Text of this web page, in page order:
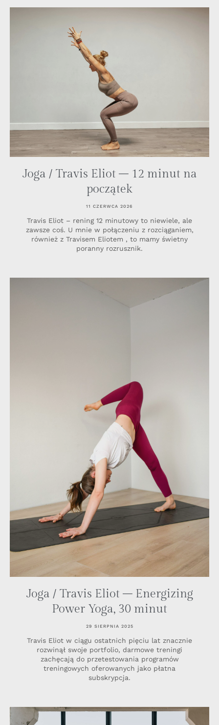
Joga / Travis Eliot – 12 minut na
początek
11 CZERWCA 2026
Travis Eliot – rening 12 minutowy to niewiele, ale
zawsze coś. U mnie w połączeniu z rozciąganiem,
również z Travisem Eliotem , to mamy świetny
poranny rozrusznik.
Joga / Travis Eliot – Energizing
Power Yoga, 30 minut
29 SIERPNIA 2025
Travis Eliot w ciągu ostatnich pięciu lat znacznie
rozwinął swoje portfolio, darmowe treningi
zachęcają do przetestowania programów
treningowych oferowanych jako płatna
subskrypcja.